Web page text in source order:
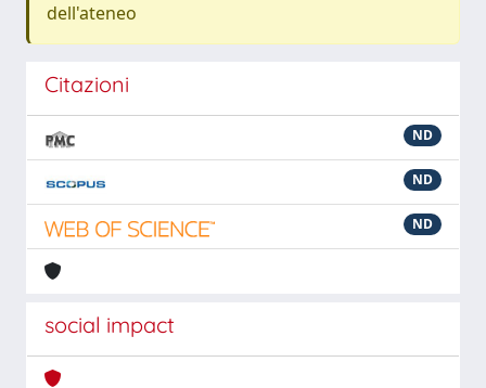
dell'ateneo
Citazioni
ND
ND
ND
social impact